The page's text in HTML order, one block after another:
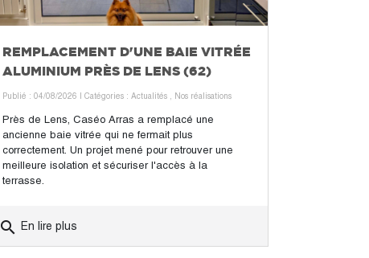
REMPLACEMENT D'UNE BAIE VITRÉE
ALUMINIUM PRÈS DE LENS (62)
Publié : 04/08/2026 | Catégories : Actualités , Nos réalisations
Près de Lens, Caséo Arras a remplacé une
ancienne baie vitrée qui ne fermait plus
correctement. Un projet mené pour retrouver une
meilleure isolation et sécuriser l'accès à la
terrasse.
search En lire plus